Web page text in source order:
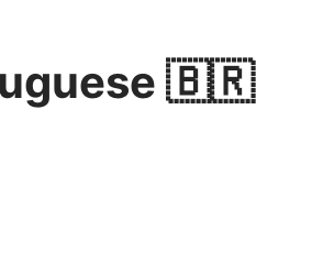
🇧🇷